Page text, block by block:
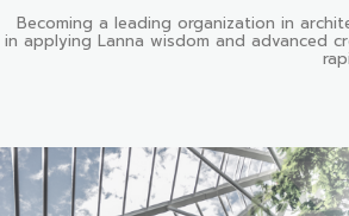
Becoming a leading organization in
in applying Lanna wisdom and advanced